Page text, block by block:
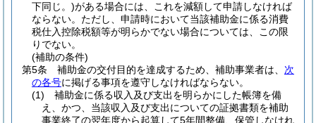
下同じ。)がある場合には、これを減額して申請しなければ
ならない。 ただし、申請時において当該補助金に係る消費
税仕入控除税額等が明らかでない場合については、この限
りでない。
(補助の条件)
第5条
補助金の交付目的を達成するため、補助事業者は、 次
の各号に掲げる事項を遵守しなければならない。
(1)
補助金に係る収入及び支出を明らかにした帳簿を備
え、かつ、当該収入及び支出についての証拠書類を補助
事業終了の翌年度から起算して5年間整備、保管しなけれ